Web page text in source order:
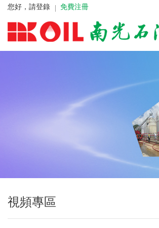
您好，請登錄 免費注冊
視頻專區